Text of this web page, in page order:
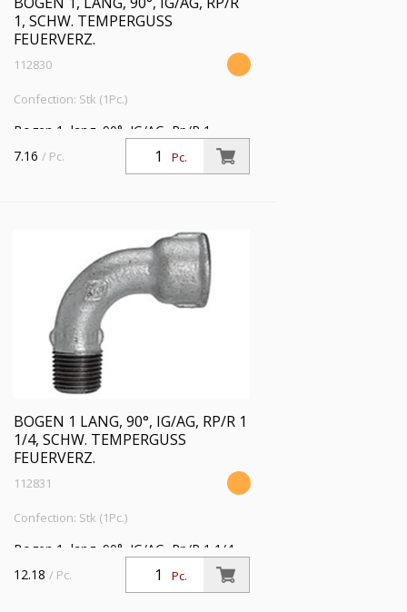
1, SCHW. TEMPERGUSS
FEUERVERZ.
112830
Confection: Stk (1Pc.)
Bogen 1, lang, 90°, IG/AG, Rp/R 1,
Betriebstemperatur -20 °C bis 300 °C,
schwarzer Temperguss, feuerverzinkt,
Pc.
7.16 / Pc.
BOGEN 1 LANG, 90°, IG/AG, RP/R 1
1/4, SCHW. TEMPERGUSS
FEUERVERZ.
112831
Confection: Stk (1Pc.)
Bogen 1, lang, 90°, IG/AG, Rp/R 1 1/4,
Betriebstemperatur -20 °C bis 300 °C,
schwarzer Temperguss, feuerverzinkt,
Pc.
12.18 / Pc.